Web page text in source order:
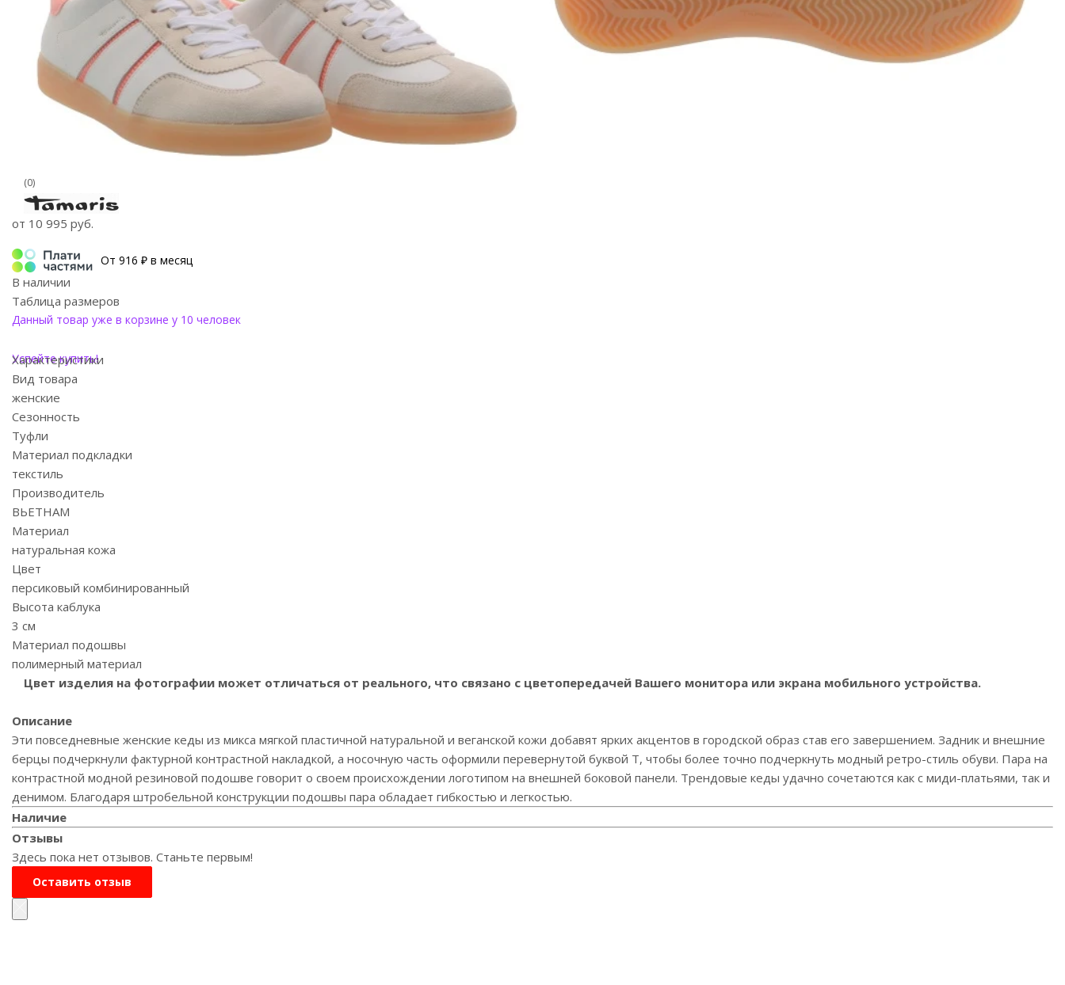
(0)
от 10 995 руб.
От 916 ₽ в месяц
В наличии
Таблица размеров
Данный товар уже в корзине у 10 человек
Успейте купить!
Характеристики
Вид товара
женские
Сезонность
Туфли
Материал подкладки
текстиль
Производитель
ВЬЕТНАМ
Материал
натуральная кожа
Цвет
персиковый комбинированный
Высота каблука
3 см
Материал подошвы
полимерный материал
Цвет изделия на фотографии может отличаться от реального, что связано с цветопередачей Вашего монитора или экрана мобильного устройства.
Описание
Эти повседневные женские кеды из микса мягкой пластичной натуральной и веганской кожи добавят ярких акцентов в городской образ став его завершением. Задник и внешние
берцы подчеркнули фактурной контрастной накладкой, а носочную часть оформили перевернутой буквой Т, чтобы более точно подчеркнуть модный ретро-стиль обуви. Пара на
контрастной модной резиновой подошве говорит о своем происхождении логотипом на внешней боковой панели. Трендовые кеды удачно сочетаются как с миди-платьями, так и
денимом. Благодаря штробельной конструкции подошвы пара обладает гибкостью и легкостью.
Наличие
Отзывы
Здесь пока нет отзывов. Станьте первым!
Оставить отзыв